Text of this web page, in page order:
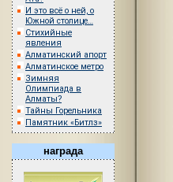
И это всё о ней, о
Южной столице…
Стихийные
явления
Алматинский апорт
Алматинское метро
Зимняя
Олимпиада в
Алматы?
Тайны Горельника
Памятник «Битлз»
награда